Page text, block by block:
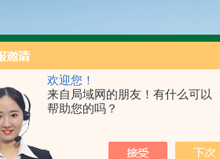
欢迎您！
来自局域网的朋友！有什么可以
帮助您的吗？
A45555药用级辅料壳聚糖 增稠剂类